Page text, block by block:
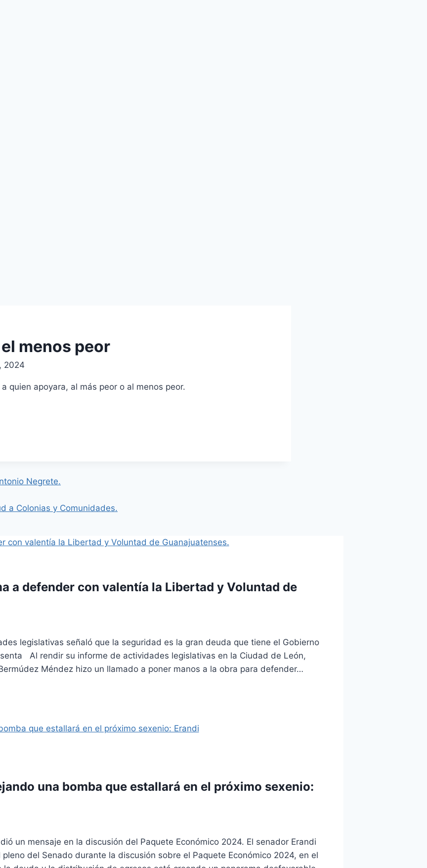
menos peor
2024
quien apoyara, al más peor o al menos peor.
Negrete.
a Colonias y Comunidades.
a defender con valentía la Libertad y Voluntad de
legislativas señaló que la seguridad es la gran deuda que tiene el Gobierno
Al rendir su informe de actividades legislativas en la Ciudad de León,
Méndez hizo un llamado a poner manos a la obra para defender…
una bomba que estallará en el próximo sexenio:
un mensaje en la discusión del Paquete Económico 2024. El senador Erandi
del Senado durante la discusión sobre el Paquete Económico 2024, en el